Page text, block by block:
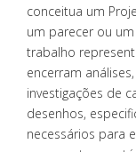
conceitua um
um parecer ou
trabalho
encerram
investigações de
desenhos,
necessários para